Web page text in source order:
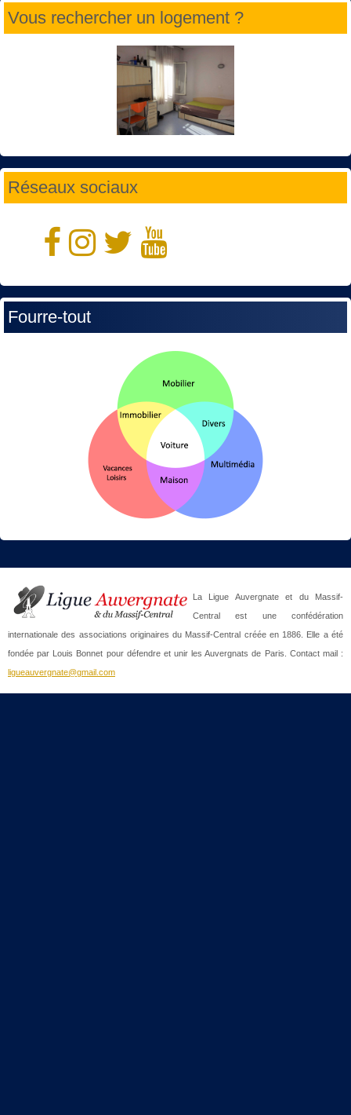
Vous rechercher un logement ?
Réseaux sociaux
Fourre-tout
La Ligue Auvergnate et du Massif-
Central est une confédération
internationale des associations originaires du Massif-Central créée en 1886. Elle a été
fondée par Louis Bonnet pour défendre et unir les Auvergnats de Paris. Contact mail :
ligueauvergnate@gmail.com